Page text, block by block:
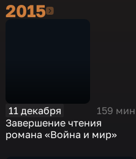
20152015
11 декабря
159 мин
Завершение чтения
романа «Война и мир»